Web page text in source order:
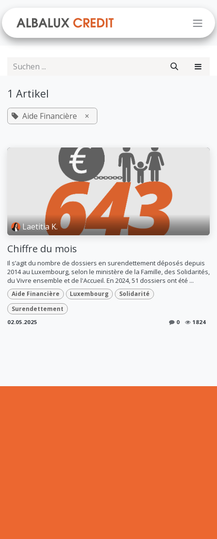
1 Artikel
Aide Financière ×
Laetitia K.
Chiffre du mois
Il s’agit du nombre de dossiers en surendettement déposés depuis
2014 au Luxembourg, selon le ministère de la Famille, des Solidarités,
du Vivre ensemble et de l'Accueil. En 2024, 51 dossiers ont été ...
Aide Financière Luxembourg
Solidarité
Surendettement
02.05.2025 0 1824